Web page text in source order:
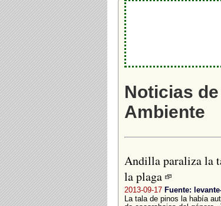
Noticias
Ambiente
Andilla paraliza la
la plaga
2013-09-17 Fuente:
La tala de pinos la había